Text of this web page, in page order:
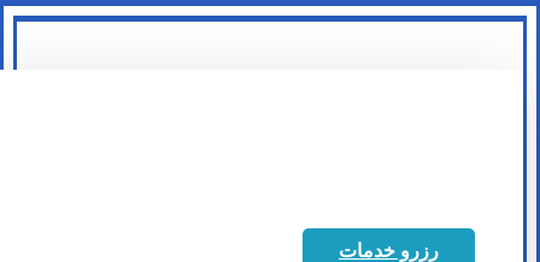
رزرو خدمات